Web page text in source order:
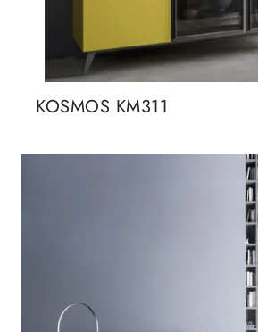
KOSMOS KM311